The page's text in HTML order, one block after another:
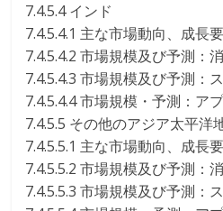
7.4.5.4 インド
7.4.5.4.1 主な市場動向、成長
7.4.5.4.2 市場規模及び予測：
7.4.5.4.3 市場規模及び予測：
7.4.5.4.4 市場規模・予測：ア
7.4.5.5 その他のアジア太平洋
7.4.5.5.1 主な市場動向、成長
7.4.5.5.2 市場規模及び予測：
7.4.5.5.3 市場規模及び予測：